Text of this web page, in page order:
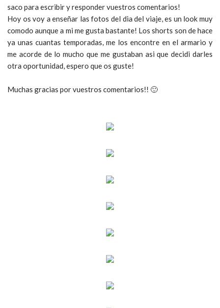
saco para escribir y responder vuestros comentarios!
Hoy os voy a enseñar las fotos del dia del viaje, es un look muy
comodo aunque a mi me gusta bastante! Los shorts son de hace
ya unas cuantas temporadas, me los encontre en el armario y
me acorde de lo mucho que me gustaban asi que decidi darles
otra oportunidad, espero que os guste!
Muchas gracias por vuestros comentarios!! 🙂